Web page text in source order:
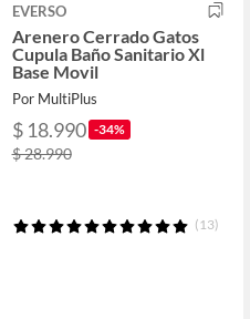
EVERSO
Arenero Cerrado Gatos
Cupula Baño Sanitario Xl
Base Movil
Por MultiPlus
$ 18.990 -34%
$ 28.990
(13)